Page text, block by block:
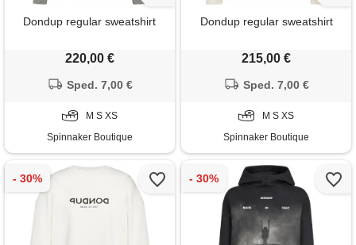
Dondup regular sweatshirt
220,00 €
Sped. 7,00 €
M S XS
Spinnaker Boutique
Dondup regular sweatshirt
215,00 €
Sped. 7,00 €
M S XS
Spinnaker Boutique